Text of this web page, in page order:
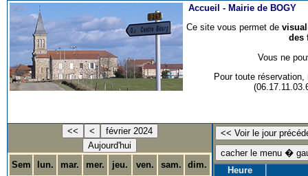
Accueil - Mairie de BOGY
Ce site vous permet de
des
Vous ne
Pour toute
<< <
février 2024
Aujourd'hui
Sem
lun. mar. mer. jeu. ven. sam.
dim.
Heure